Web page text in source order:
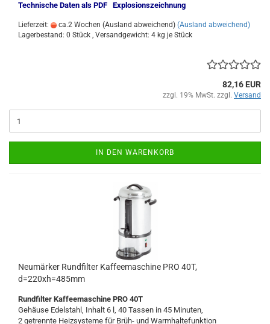
Technische Daten als PDF Explosionszeichnung
Lieferzeit: ca.2 Wochen (Ausland abweichend) (Ausland abweichend)
Lagerbestand: 0 Stück , Versandgewicht: 4 kg je Stück
82,16 EUR
zzgl. 19% MwSt. zzgl. Versand
IN DEN WARENKORB
Neumärker Rundfilter Kaffeemaschine PRO 40T,
d=220xh=485mm
Rundfilter Kaffeemaschine PRO 40T
Gehäuse Edelstahl, Inhalt 6 l, 40 Tassen in 45 Minuten,
2 getrennte Heizsysteme für Brüh- und Warmhaltefunktion